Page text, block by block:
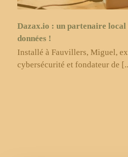
Dazax.io : un partenaire local
données !
Installé à Fauvillers, Miguel,
cybersécurité et fondateur de